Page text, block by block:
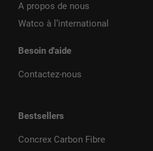
A propos de nous
Watco à l’international
Besoin d'aide
Contactez-nous
Bestsellers
Concrex Carbon Fibre